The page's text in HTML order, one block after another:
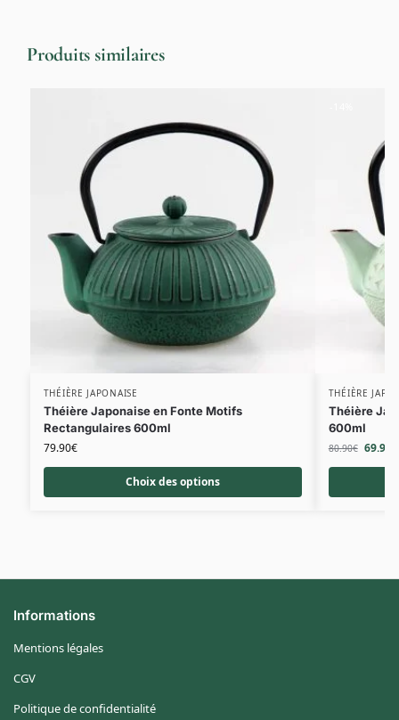
Produits similaires
THÉIÈRE JAPONAISE
Théière Japonaise en Fonte Motifs
Rectangulaires 600ml
79.90€
Choix des options
THÉIÈRE
Théière
600ml
80.90€ 69.90
Informations
Mentions légales
CGV
Politique de confidentialité